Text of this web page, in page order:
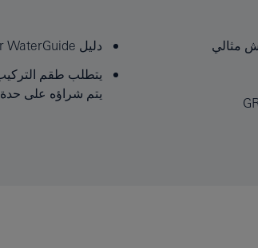
دليل Inner WaterGuide لحياة أطول
يتم شراؤه على حدة